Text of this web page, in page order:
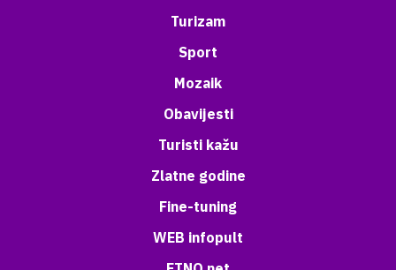
Turizam
Sport
Mozaik
Obavijesti
Turisti kažu
Zlatne godine
Fine-tuning
WEB infopult